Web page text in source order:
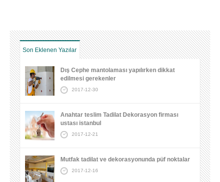
Son Eklenen Yazılar
Dış Cephe mantolaması yapılırken dikkat
edilmesi gerekenler
2017-12-30
Anahtar teslim Tadilat Dekorasyon firması
ustası istanbul
2017-12-21
Mutfak tadilat ve dekorasyonunda püf noktalar
2017-12-16